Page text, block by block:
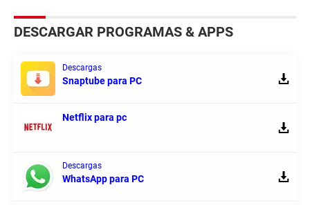
DESCARGAR PROGRAMAS & APPS
Descargas
Snaptube para PC
Netflix para pc
Descargas
WhatsApp para PC